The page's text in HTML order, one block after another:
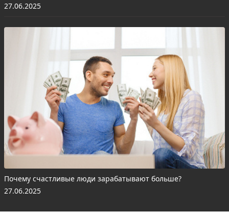
27.06.2025
Почему счастливые люди зарабатывают больше?
27.06.2025